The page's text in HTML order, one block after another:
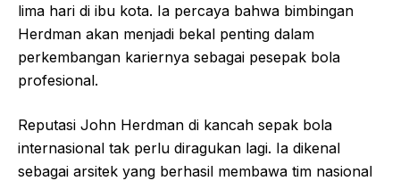
lima hari di ibu kota. Ia percaya bahwa bimbingan
Herdman akan menjadi bekal penting dalam
perkembangan kariernya sebagai pesepak bola
profesional.
Reputasi John Herdman di kancah sepak bola
internasional tak perlu diragukan lagi. Ia dikenal
sebagai arsitek yang berhasil membawa tim nasional